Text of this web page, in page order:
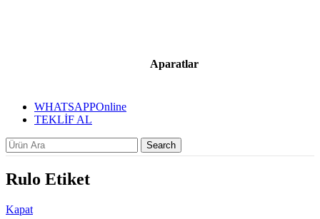
Aparatlar
WHATSAPPOnline
TEKLİF AL
Search
Rulo Etiket
Kapat